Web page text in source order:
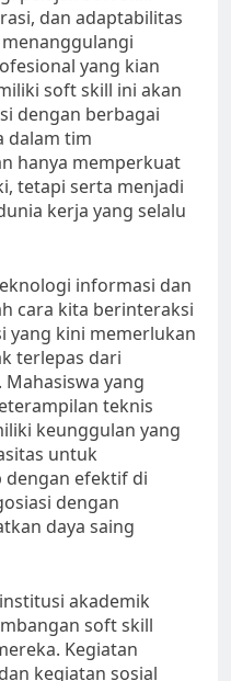
dan adaptabilitas
yang kian
soft skill ini akan
dengan berbagai
dalam tim
hanya memperkuat
tetapi serta menjadi
kerja yang selalu
informasi dan
cara kita berinteraksi
yang kini memerlukan
terlepas dari
yang
teknis
keunggulan yang
untuk
dengan efektif di
dengan
daya saing
akademik
soft skill
Kegiatan
kegiatan sosial